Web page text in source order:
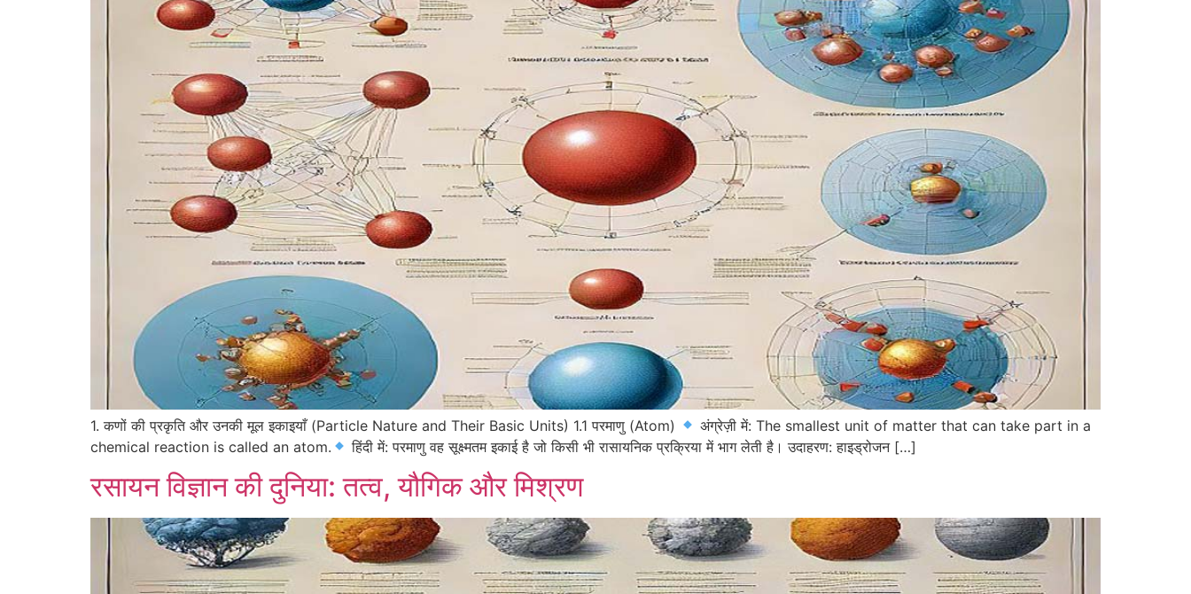
1. कणों की प्रकृति और उनकी मूल इकाइयाँ (Particle Nature and Their Basic Units) 1.1 परमाणु (Atom)
अंग्रेज़ी में: The smallest unit of matter that can take part in a
chemical reaction is called an atom.
हिंदी में: परमाणु वह सूक्ष्मतम इकाई है जो किसी भी रासायनिक प्रक्रिया में भाग लेती है। उदाहरण: हाइड्रोजन […]
रसायन विज्ञान की दुनिया: तत्व, यौगिक और मिश्रण